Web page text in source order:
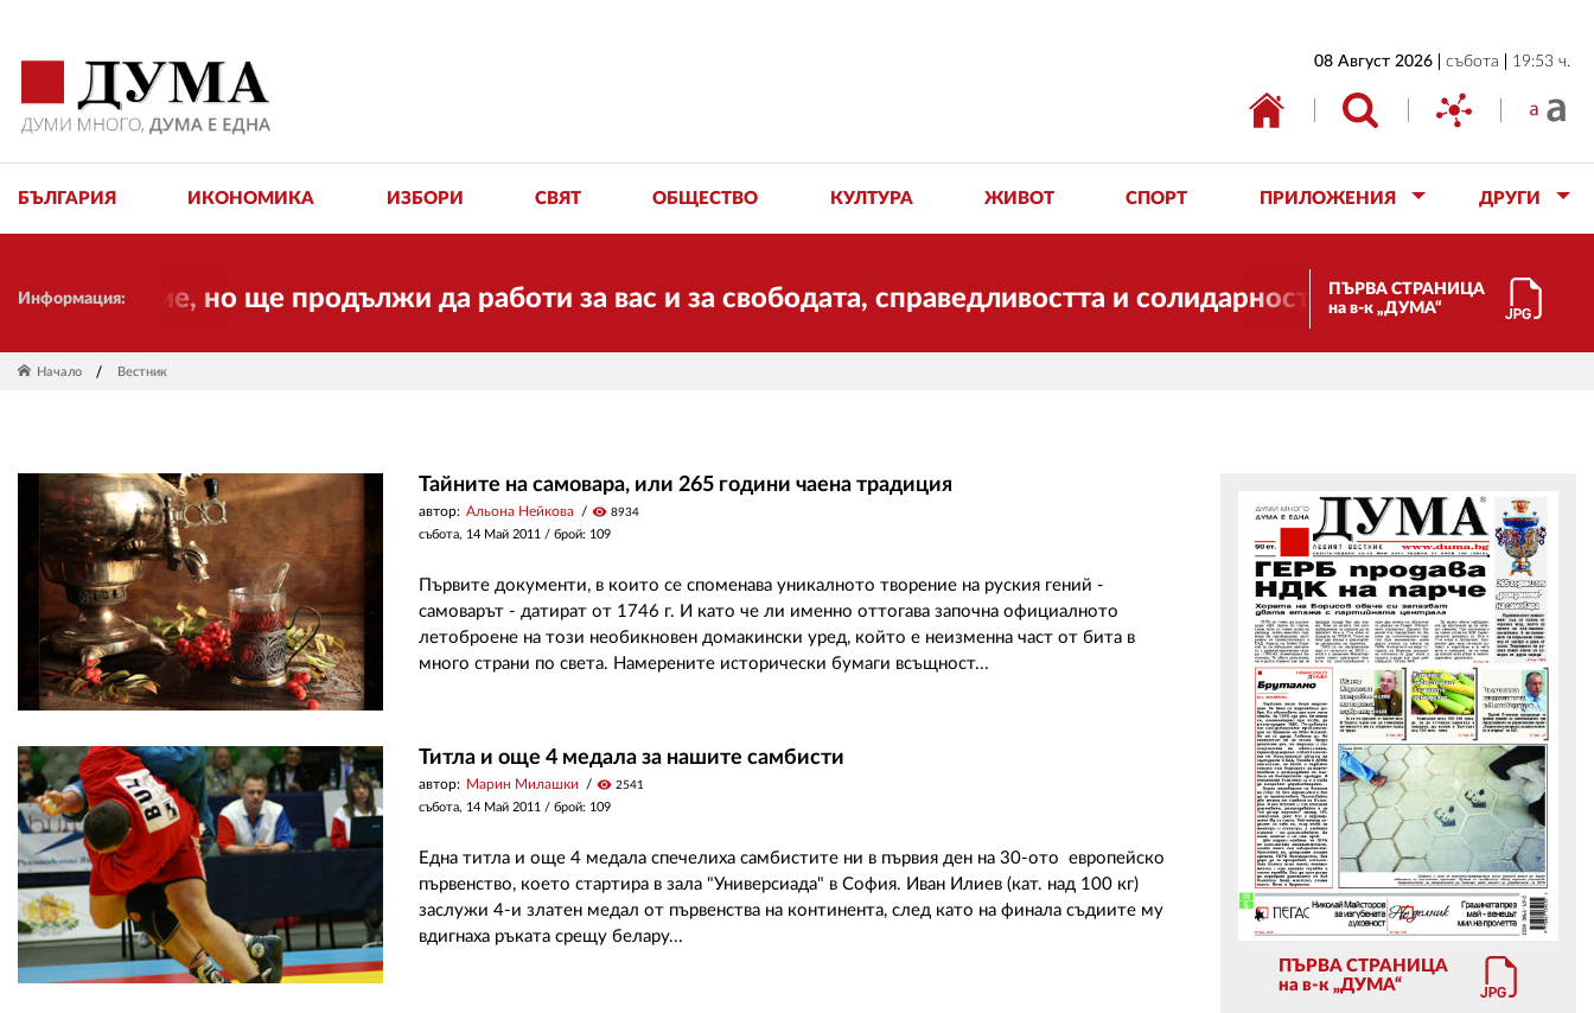
08 Август 2026 събота 19:53 ч.
БЪЛГАРИЯ ИКОНОМИКА ИЗБОРИ СВЯТ ОБЩЕСТВО КУЛТУРА ЖИВОТ СПОРТ ПРИЛОЖЕНИЯ ДРУГИ
Информация:но ще продължи да работи за вас и за свободата, справедливостта и солидарността. Благодарим ви за
ПЪРВА СТРАНИЦА
на в-к „ДУМА“
Начало Вестник
Тайните на самовара, или 265 години чаена традиция
автор: Альона Нейкова visibility 8934
събота, 14 Май 2011 / брой: 109
Първите документи, в които се споменава уникалното творение на руския гений -
самоварът - датират от 1746 г. И като че ли именно оттогава започна официалното
летоброене на този необикновен домакински уред, който е неизменна част от бита в
много страни по света. Намерените исторически бумаги всъщност...
Титла и още 4 медала за нашите самбисти
автор: Марин Милашки visibility 2541
събота, 14 Май 2011 / брой: 109
Една титла и още 4 медала спечелиха самбистите ни в първия ден на 30-ото европейско
първенство, което стартира в зала "Универсиада" в София. Иван Илиев (кат. над 100 кг)
заслужи 4-и златен медал от първенства на континента, след като на финала съдиите му
вдигнаха ръката срещу белару...
ПЪРВА СТРАНИЦА
на в-к „ДУМА“
ИКОНОМИКА
ОБЩЕСТВО
ДРУГИ
ЗА НАС
АВТОРИ
РЕДАКЦИЯ
КОНТАКТИ
РЕКЛАМА
АБОНАМЕНТ
УСЛОВИЯ ЗА ПОЛЗВАНЕ
ПОЛИТИКА ЗА БИСКВИТКИТЕ
ПОЛИТИКАТА ЗА
ПОВЕРИТЕЛНОСТ